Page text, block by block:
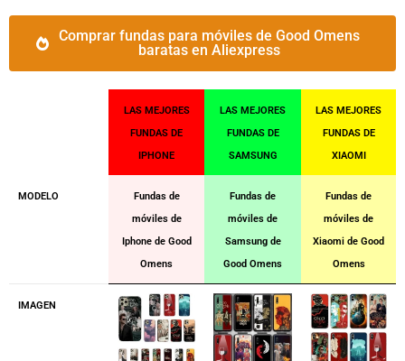
Comprar fundas para móviles de Good Omens
baratas en Aliexpress
LAS MEJORES
FUNDAS DE
IPHONE
LAS MEJORES
FUNDAS DE
SAMSUNG
LAS MEJORES
FUNDAS DE
XIAOMI
MODELO
Fundas de
móviles de
Iphone de Good
Omens
Fundas de
móviles de
Samsung de
Good Omens
Fundas de
móviles de
Xiaomi de Good
Omens
IMAGEN